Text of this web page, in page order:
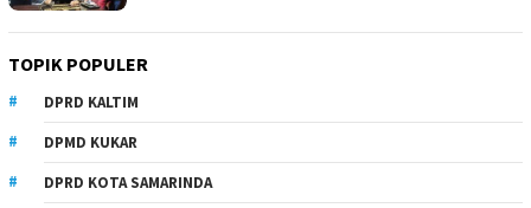
TOPIK POPULER
DPRD KALTIM
DPMD KUKAR
DPRD KOTA SAMARINDA